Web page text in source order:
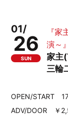
01/
26
SUN
『
演～』
家主
三輪
OPEN/START
ADV/DOOR ￥